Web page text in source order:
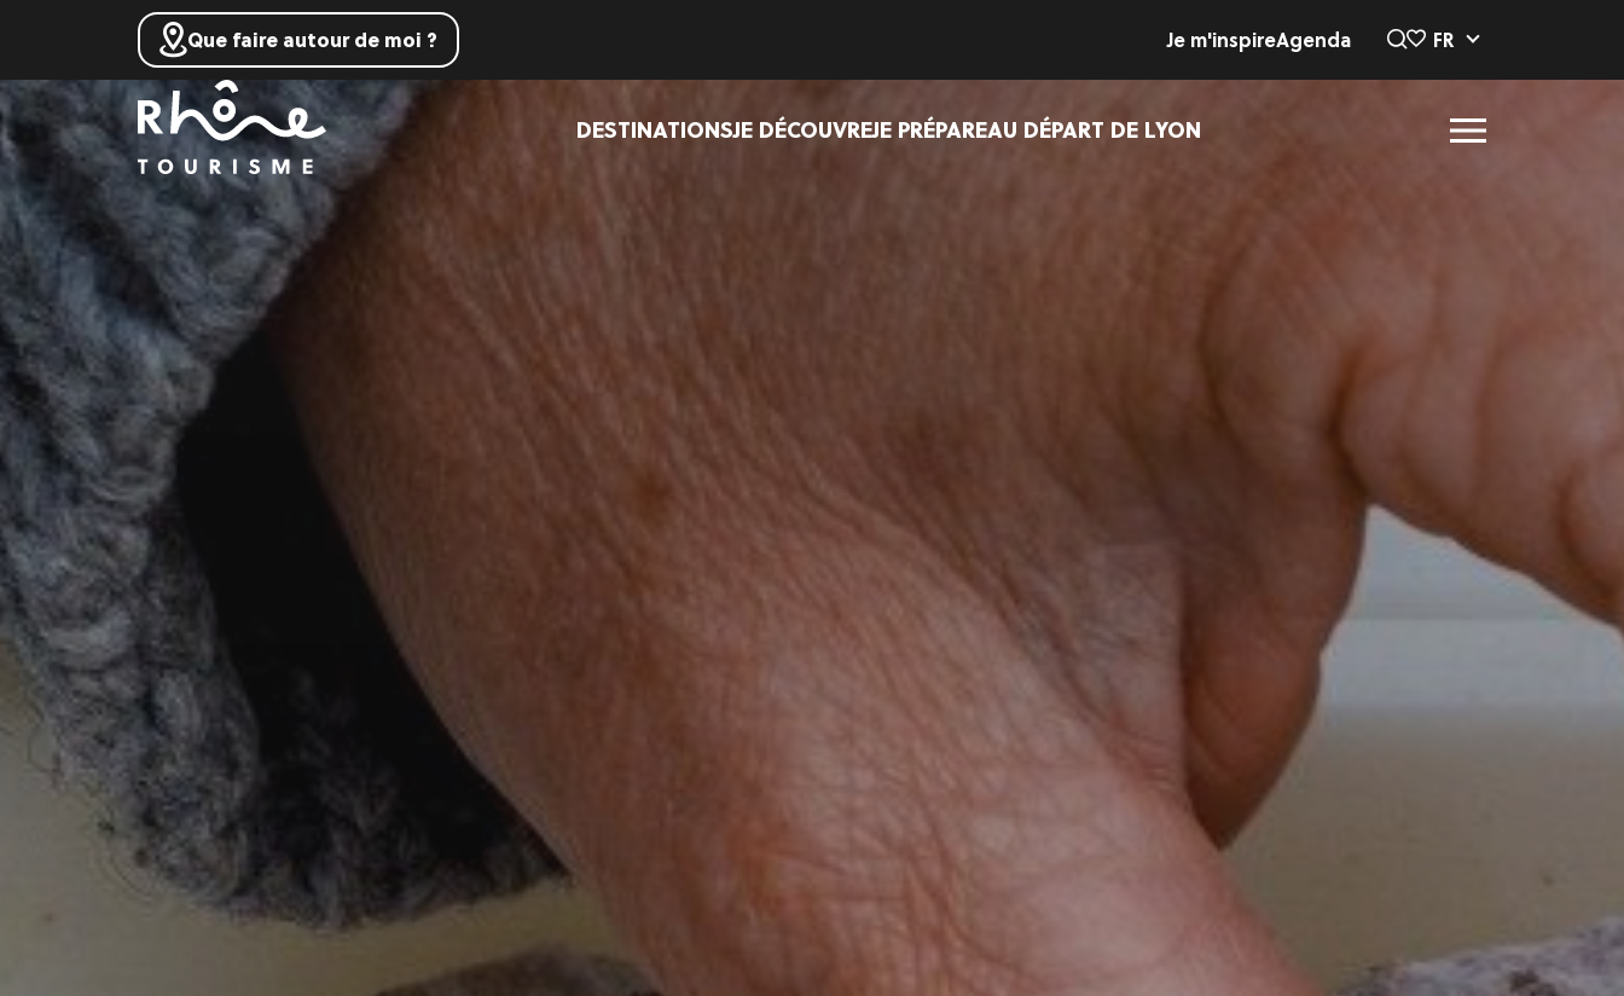
DESTINATIONSJE DÉCOUVREJE PRÉPAREAU DÉPART DE LYON
Que faire autour de moi ? Je m'inspireAgenda FR